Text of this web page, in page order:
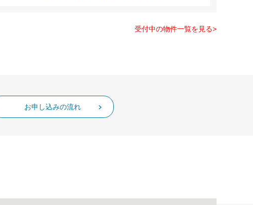
受付中の物件一覧を見る>
お申し込みの流れ